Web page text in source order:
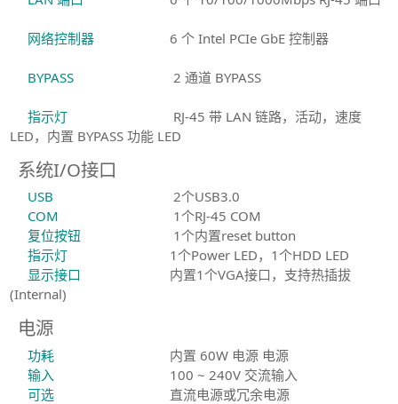
网络控制器 6 个 Intel PCIe GbE 控制器
BYPASS 2 通道 BYPASS
指示灯
RJ-45 带 LAN 链路，活动，速度
LED，内置 BYPASS 功能 LED
系统I/O接口
USB
2个USB3.0
COM
1个RJ-45 COM
复位按钮
1个内置reset button
指示灯
1个Power LED，1个HDD LED
显示接口
内置1个VGA接口，支持热插拔
(Internal)
电源
功耗
内置 60W 电源 电源
输入
100 ~ 240V 交流输入
可选
直流电源或冗余电源